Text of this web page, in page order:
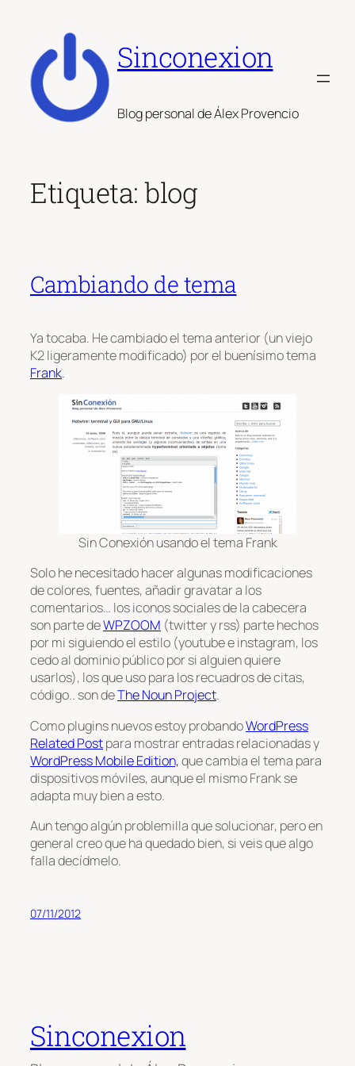
contenido
Sinconexion
Blog personal de Álex Provencio
Etiqueta:blog
Cambiando de tema
Ya tocaba. He cambiado el tema anterior (un viejo
K2 ligeramente modificado) por el buenísimo tema
Frank.
Sin Conexión usando el tema Frank
Solo he necesitado hacer algunas modificaciones
de colores, fuentes, añadir gravatar a los
comentarios… los iconos sociales de la cabecera
son parte deWPZOOM (twitter y rss) parte hechos
por mi siguiendo el estilo (youtube e instagram, los
cedo al dominio público por si alguien quiere
usarlos), los que uso para los recuadros de citas,
código.. son deThe Noun Project.
Como plugins nuevos estoy probandoWordPress
Related Postpara mostrar entradas relacionadas y
WordPress Mobile Edition,que cambia el tema para
dispositivos móviles, aunque el mismo Frank se
adapta muy bien a esto.
Aun tengo algún problemilla que solucionar, pero en
general creo que ha quedado bien, si veis que algo
falla decídmelo.
07/11/2012
Sinconexion